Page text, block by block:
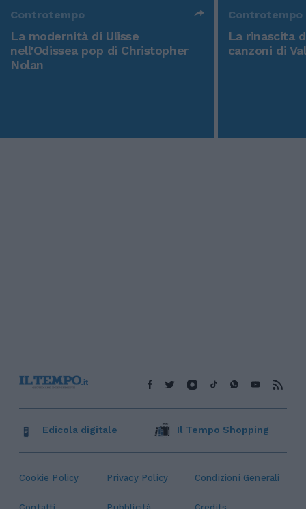
Controtempo
La modernità di Ulisse
nell'Odissea pop di Christopher
Nolan
Controtempo
La rinascita
canzoni di
Cookie Policy Privacy Policy Condizioni Generali
Edicola digitale Il Tempo Shopping